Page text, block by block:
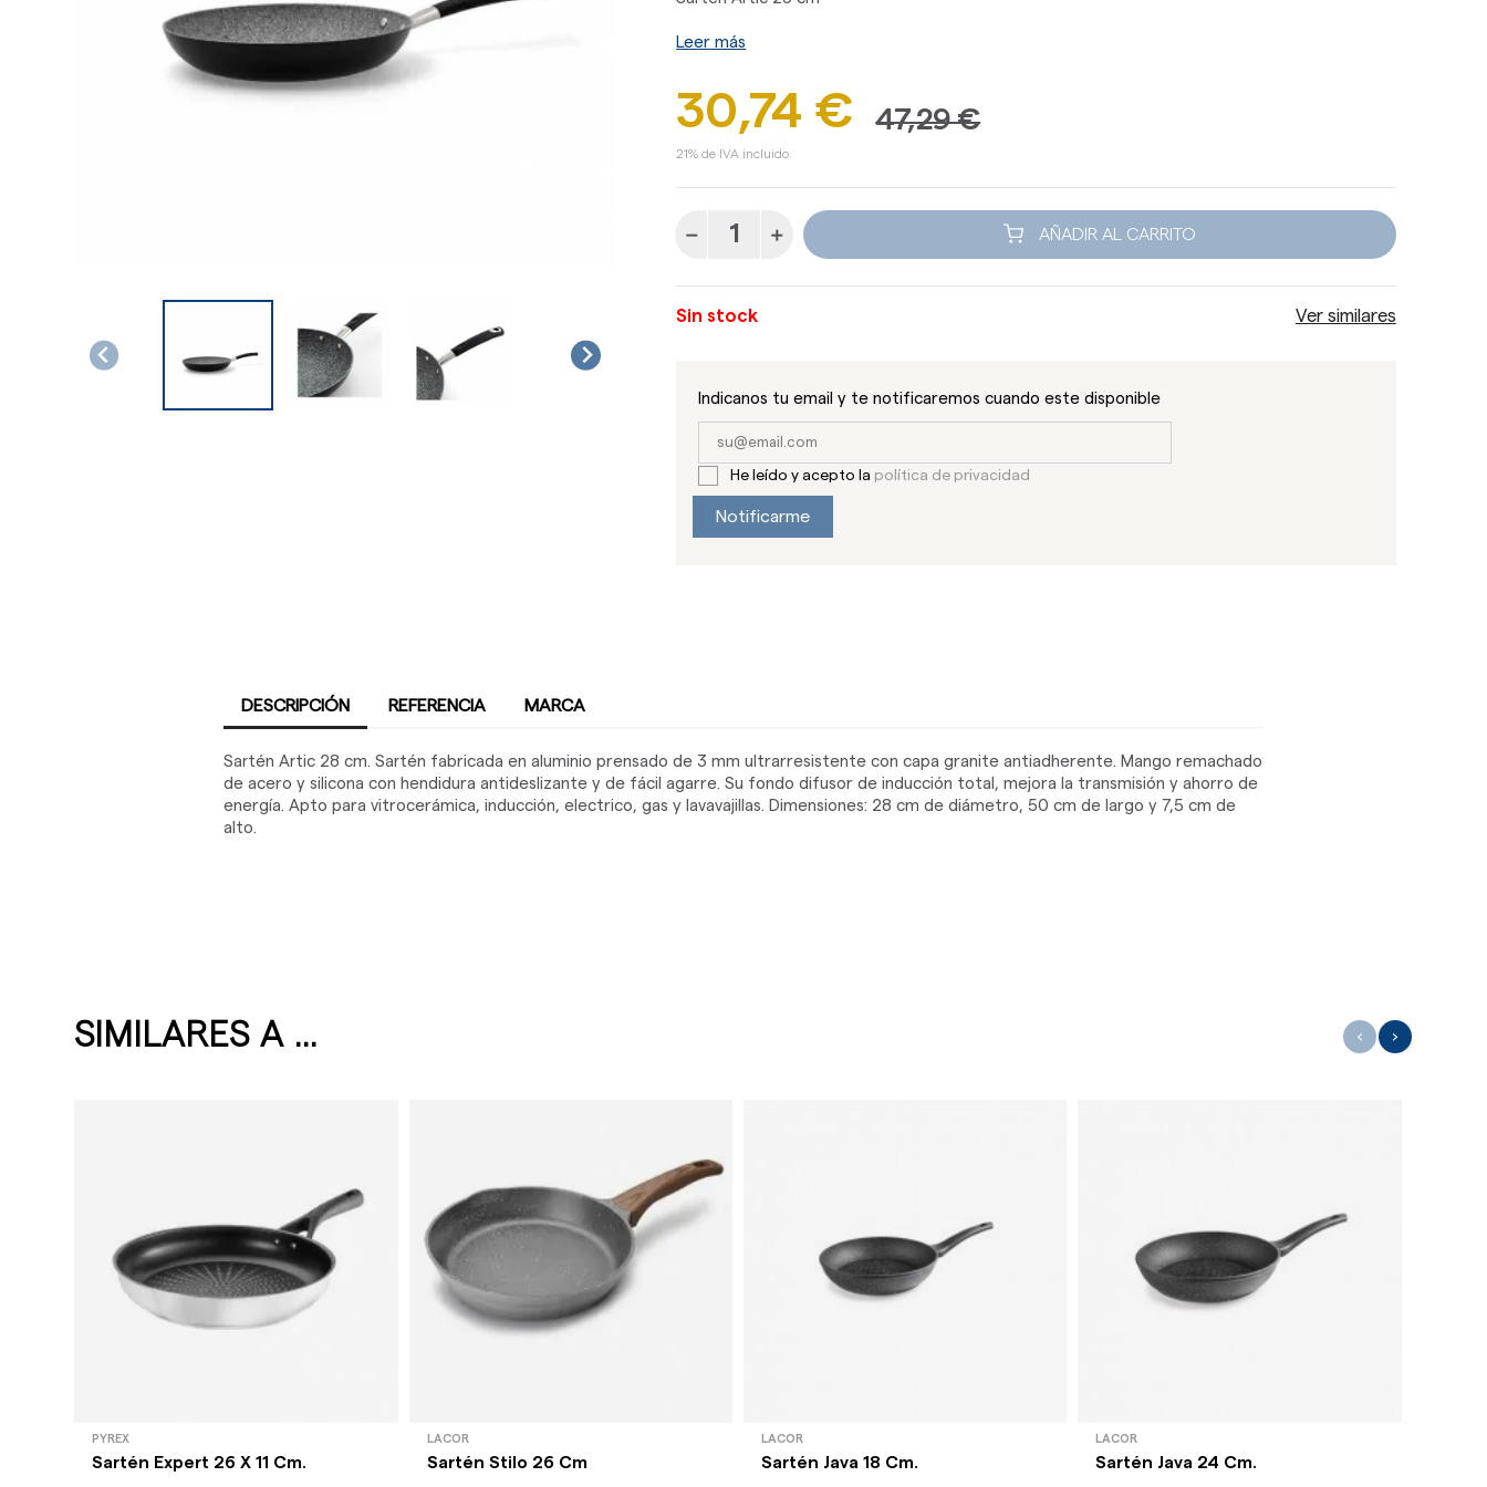
Leer más
30,74 € 47,29 €
21% de IVA incluido.
AÑADIR AL CARRITO
Sin stock Ver similares
Indicanos tu email y te notificaremos cuando este disponible
He leído y acepto la política de privacidad
Notificarme
DESCRIPCIÓN REFERENCIA MARCA
Sartén Artic 28 cm. Sartén fabricada en aluminio prensado de 3 mm ultrarresistente con capa granite antiadherente. Mango remachado
de acero y silicona con hendidura antideslizante y de fácil agarre. Su fondo difusor de inducción total, mejora la transmisión y ahorro de
energía. Apto para vitrocerámica, inducción, electrico, gas y lavavajillas. Dimensiones: 28 cm de diámetro, 50 cm de largo y 7,5 cm de
alto.
SIMILARES A ...
PYREX
Sartén Expert 26 X 11 Cm.
LACOR
Sartén Stilo 26 Cm
LACOR
Sartén Java 18 Cm.
LACOR
Sartén Java 24 Cm.
‹ ›